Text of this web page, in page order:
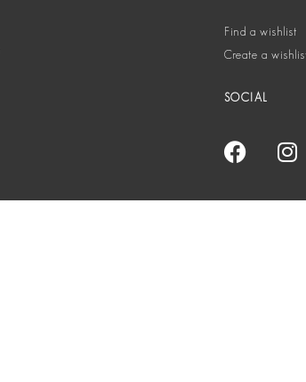
Find a wishlist
Create a
SOCIAL